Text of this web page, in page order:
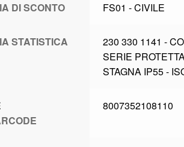
DI SCONTO FS01 - CIVILE
STATISTICA
230 330 1141 -
SERIE
STAGNA IP55 -
8007352108110